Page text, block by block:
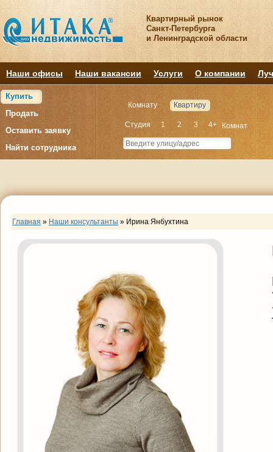
Квартирный рынок
Санкт-Петербурга
и Ленинградской области
Наши офисы Наши вакансии Услуги О компании
Купить
Продать
Оставить заявку
Найти сотрудника
Комнату Квартиру
Студия 1 2 3 4+ Комнат
Главная » Наши консультанты » Ирина Янбухтина